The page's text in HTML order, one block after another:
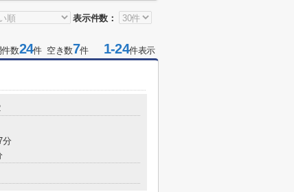
表示件数：
数24件 空き数7件1-24件表示
分